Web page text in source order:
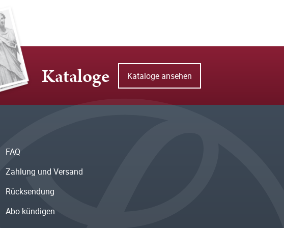
Kataloge Kataloge ansehen
FAQ
Zahlung und Versand
Rücksendung
Abo kündigen